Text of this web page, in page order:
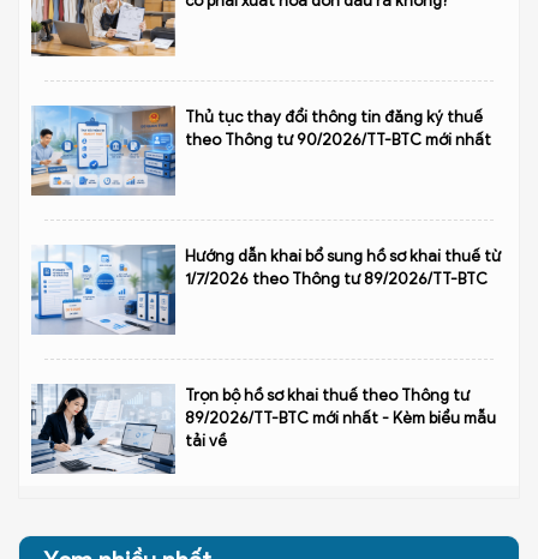
Thủ tục thay đổi thông tin đăng ký thuế
theo Thông tư 90/2026/TT-BTC mới nhất
Hướng dẫn khai bổ sung hồ sơ khai thuế từ
1/7/2026 theo Thông tư 89/2026/TT-BTC
Trọn bộ hồ sơ khai thuế theo Thông tư
89/2026/TT-BTC mới nhất - Kèm biểu mẫu
tải về